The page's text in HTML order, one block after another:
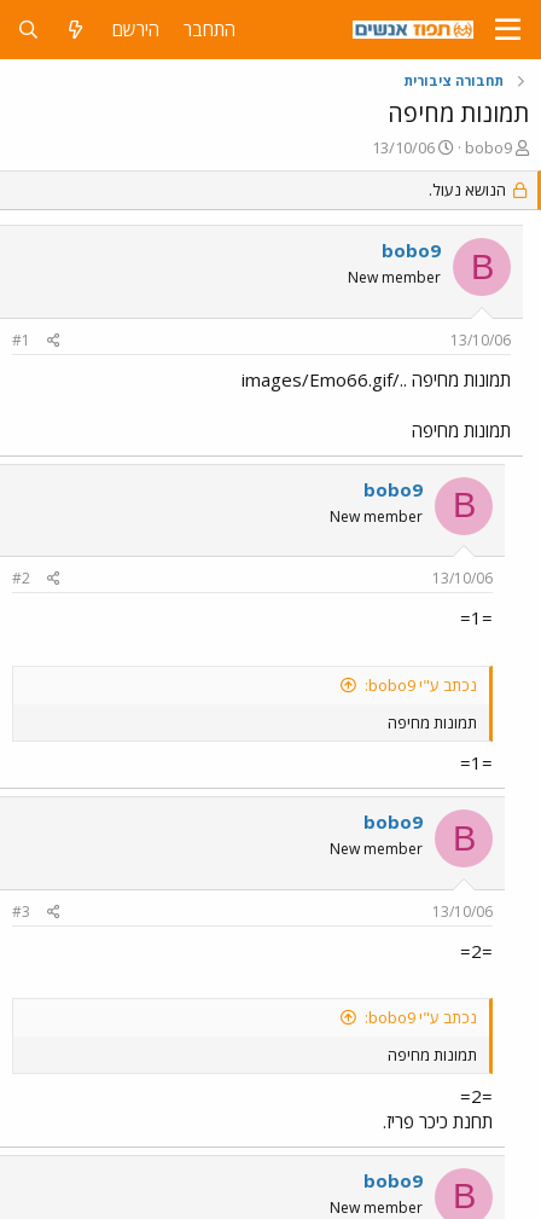
התחבר הירשם
תחבורה ציבורית
תמונות מחיפה
פ
ו
ת
ח
נ
ו
א
bobo9
פ
ו
ר
ס
ב
ת
ר
13/10/06
הנושא נעול.
B
bobo9
New member
13/10/06
#1
תמונות מחיפה ../images/Emo66.gif
תמונות מחיפה
B
bobo9
New member
13/10/06
#2
=1=
נכתב ע"י bobo9:
תמונות מחיפה
=1=
B
bobo9
New member
13/10/06
#3
=2=
נכתב ע"י bobo9:
תמונות מחיפה
=2=
תחנת כיכר פריז.
B
bobo9
New member